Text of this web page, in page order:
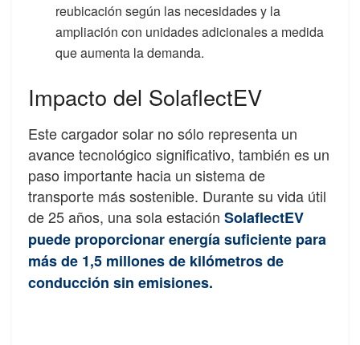
reubicación según las necesidades y la
ampliación con unidades adicionales a medida
que aumenta la demanda.
Impacto del SolaflectEV
Este cargador solar no sólo representa un
avance tecnológico significativo, también es un
paso importante hacia un sistema de
transporte más sostenible. Durante su vida útil
de 25 años, una sola estación SolaflectEV
puede proporcionar energía suficiente para
más de 1,5 millones de kilómetros de
conducción sin emisiones.